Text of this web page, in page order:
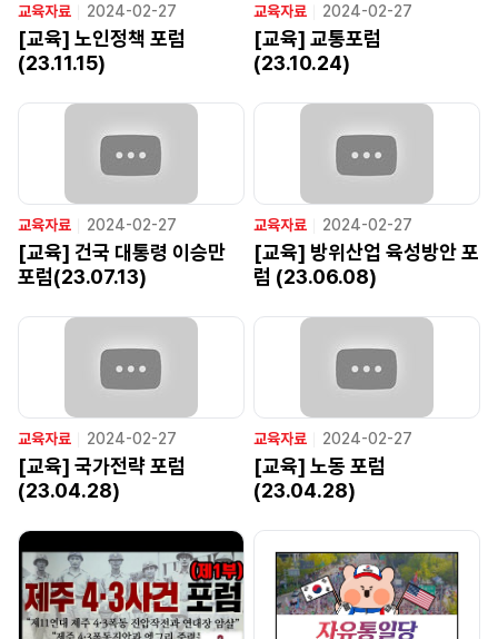
교육자료 2024-02-27
[교육] 노인정책 포럼
(23.11.15)
교육자료 2024-02-27
[교육] 교통포럼
(23.10.24)
교육자료 2024-02-27
[교육] 건국 대통령 이승만
포럼(23.07.13)
교육자료 2024-02-27
[교육] 방위산업 육성방안 포
럼 (23.06.08)
교육자료 2024-02-27
[교육] 국가전략 포럼
(23.04.28)
교육자료 2024-02-27
[교육] 노동 포럼
(23.04.28)